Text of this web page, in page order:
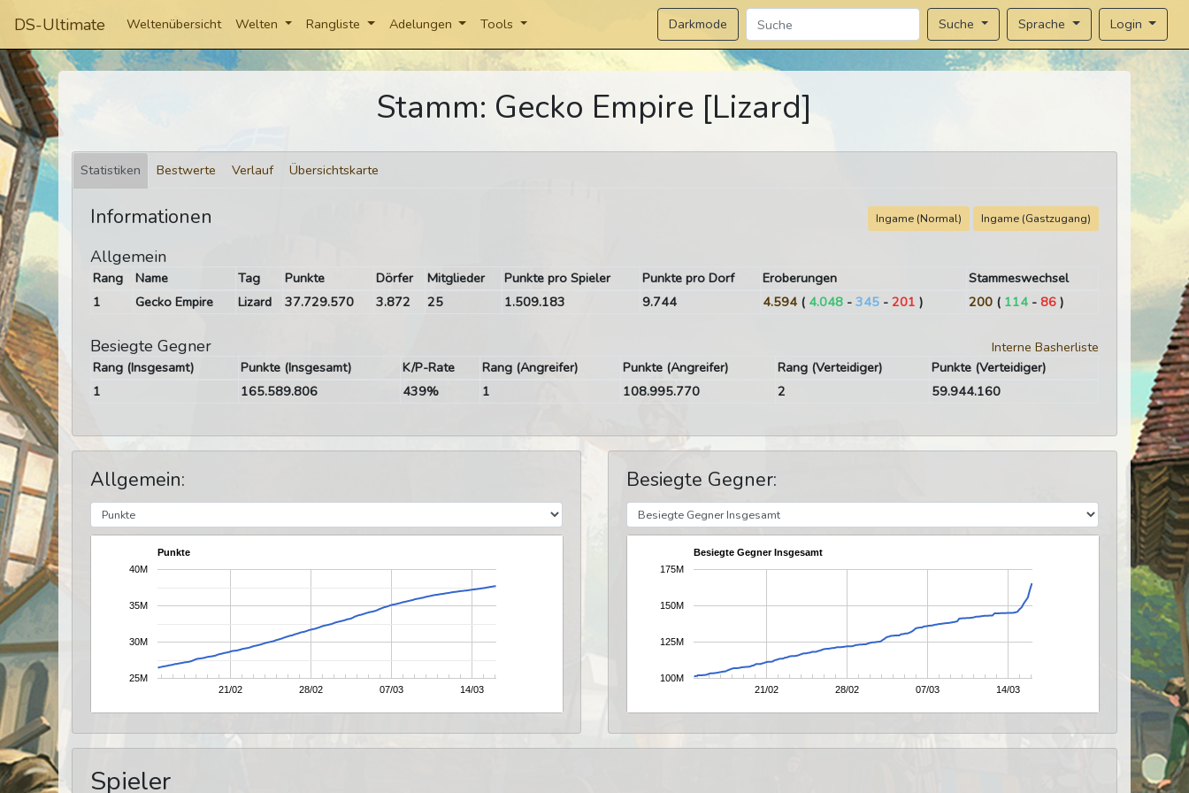
DS-Ultimate Weltenübersicht Welten Rangliste Adelungen Tools Darkmode Suche Sprache Login
Stamm: Gecko Empire [Lizard]
Statistiken Bestwerte Verlauf Übersichtskarte
Informationen Ingame (Normal) Ingame (Gastzugang)
Allgemein
Rang Name Tag Punkte Dörfer Mitglieder Punkte pro Spieler Punkte pro Dorf Eroberungen
Stammeswechsel
1
Gecko Empire Lizard 37.729.570 3.872 25 1.509.183 9.744 4.594( 4.048- 345- 201 ) 200( 114- 86)
Besiegte Gegner
Interne Basherliste
Rang (Insgesamt)
Punkte (Insgesamt) K/P-Rate Rang (Angreifer) Punkte (Angreifer) Rang (Verteidiger)
Punkte (Verteidiger)
1
165.589.806 439% 1 108.995.770 2 59.944.160
Allgemein:
Punkte
21/02 28/02 07/03 14/03
25M
30M
35M
40M
Besiegte Gegner:
Besiegte Gegner Insgesamt
21/02 28/02 07/03 14/03
100M
125M
150M
175M
Spieler